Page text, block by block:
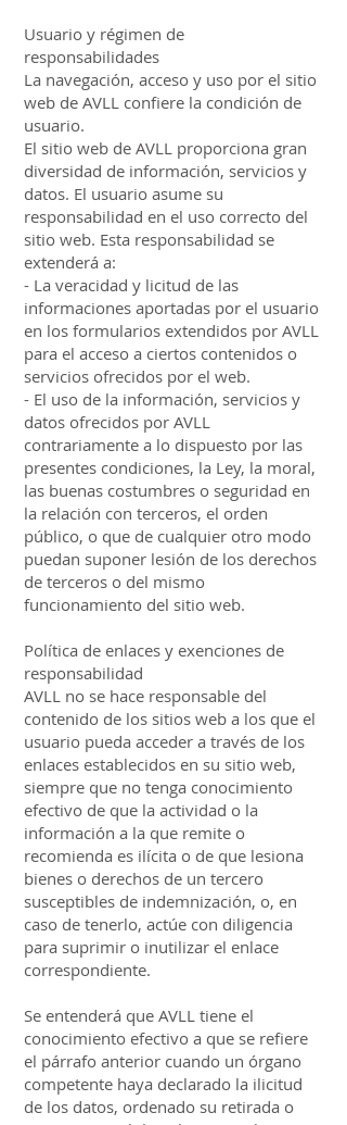
Usuario y régimen de
responsabilidades
La navegación, acceso y uso por el sitio
web de AVLL confiere la condición de
usuario.
El sitio web de AVLL proporciona gran
diversidad de información, servicios y
datos. El usuario asume su
responsabilidad en el uso correcto del
sitio web. Esta responsabilidad se
extenderá a:
- La veracidad y licitud de las
informaciones aportadas por el usuario
en los formularios extendidos por AVLL
para el acceso a ciertos contenidos o
servicios ofrecidos por el web.
- El uso de la información, servicios y
datos ofrecidos por AVLL
contrariamente a lo dispuesto por las
presentes condiciones, la Ley, la moral,
las buenas costumbres o seguridad en
la relación con terceros, el orden
público, o que de cualquier otro modo
puedan suponer lesión de los derechos
de terceros o del mismo
funcionamiento del sitio web.
Política de enlaces y exenciones de
responsabilidad
AVLL no se hace responsable del
contenido de los sitios web a los que el
usuario pueda acceder a través de los
enlaces establecidos en su sitio web,
siempre que no tenga conocimiento
efectivo de que la actividad o la
información a la que remite o
recomienda es ilícita o de que lesiona
bienes o derechos de un tercero
susceptibles de indemnización, o, en
caso de tenerlo, actúe con diligencia
para suprimir o inutilizar el enlace
correspondiente.
Se entenderá que AVLL tiene el
conocimiento efectivo a que se refiere
el párrafo anterior cuando un órgano
competente haya declarado la ilicitud
de los datos, ordenado su retirada o